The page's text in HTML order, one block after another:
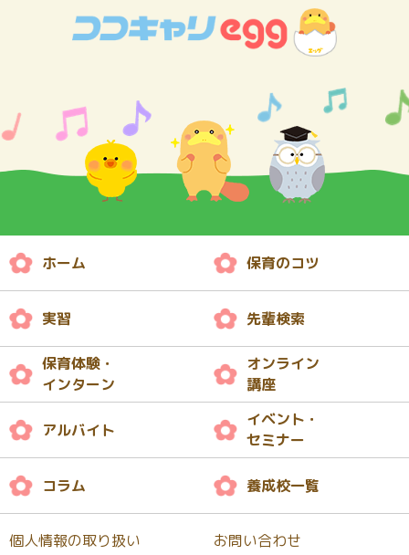
ホーム
実習
保育体験・
インターン
アルバイト
コラム
保育のコツ
先輩検索
オンライン
講座
イベント・
セミナー
養成校一覧
個人情報の取り扱い お問い合わせ